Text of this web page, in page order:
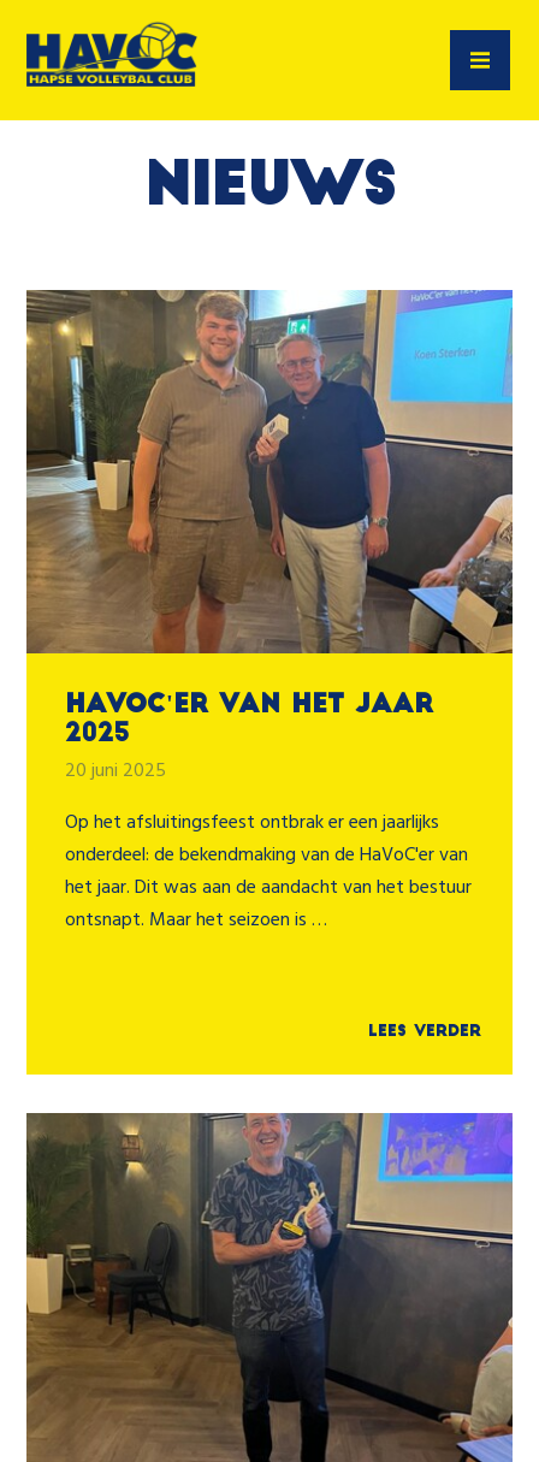
Nieuws
HaVoC'er van het jaar
2025
20 juni 2025
Op het afsluitingsfeest ontbrak er een jaarlijks
onderdeel: de bekendmaking van de HaVoC'er van
het jaar. Dit was aan de aandacht van het bestuur
ontsnapt. Maar het seizoen is …
Lees verder